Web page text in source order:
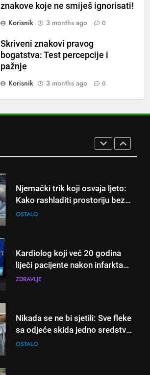
znakove koje ne smiješ ignorisati!
Korisnik
3 months ago 0
Skriveni znakovi pravog
bogatstva: Test percepcije i
pažnje
Korisnik
3 months ago 0
preokupacija: Ljudi rođeni u ova
tri znaka najviše vole ogovarati
OSTALO
Piće od smreke – prirodni
napitak koji se često spominje
kod šećerne bolesti
OSTALO
čak će se i “suhi štap”
ukorijeniti! Stari vrtlarski trik koji
iskusni baštovani čuvaju
Njemački trik koji osvaja ljeto:
Kako rashladiti prostoriju bez
klime i velikih računa za struju!
OSTALO
Kardiolog koji već 20 godina
liječi pacijente nakon infarkta
otkrio: Ove 4 jutarnje navike
dana!
ZDRAVLJE
Nikada se ne bi sjetili: Sve fleke
sa odjeće skida jedno sredstvo
koje svi imamo u kući
OSTALO